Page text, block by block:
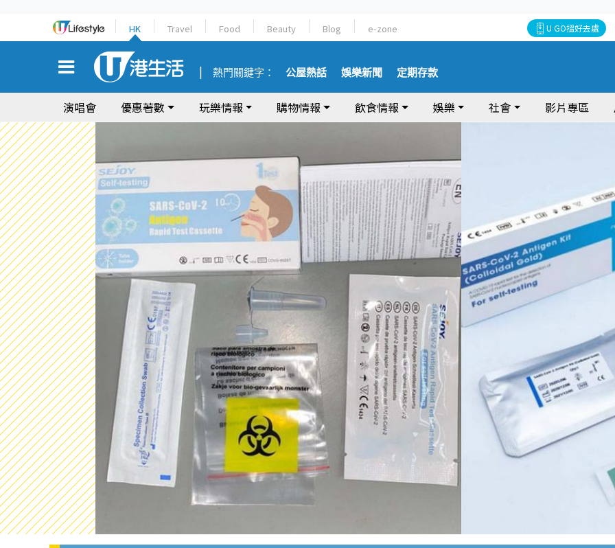
HK Travel Food Beauty Blog e-zone U GO搵好去處
熱門關鍵字： 公屋熱話 娛樂新聞 定期存款
演唱會 優惠著數 玩樂情報 購物情報 飲食情報 娛樂 社會 影片專區